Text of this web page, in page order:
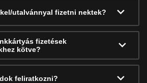
utalvánnyal fizetni nektek?
fizetések
kötve?
feliratkozni?